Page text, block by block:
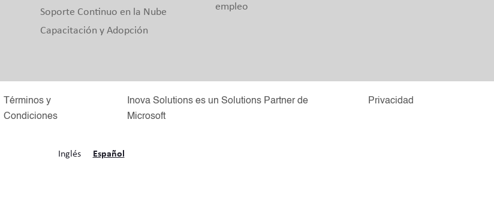
Soporte Continuo en la Nube
Capacitación y Adopción
empleo
Términos y
Condiciones
Inova Solutions es un Solutions Partner de
Microsoft
Privacidad
Inglés Español